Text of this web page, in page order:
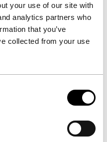
your use of our site with
analytics partners who
that you’ve
collected from your use
2022